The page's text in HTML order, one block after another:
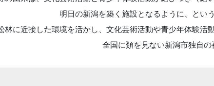
明日の新潟を築く施設となるように、とい
林に近接した環境を活かし、文化芸術活動や青少年体験活
全国に類を見ない新潟市独自の